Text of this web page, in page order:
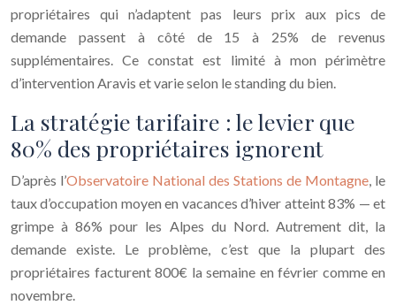
propriétaires qui n’adaptent pas leurs prix aux pics de
demande passent à côté de 15 à 25% de revenus
supplémentaires. Ce constat est limité à mon périmètre
d’intervention Aravis et varie selon le standing du bien.
La stratégie tarifaire : le levier que
80% des propriétaires ignorent
D’après l’Observatoire National des Stations de Montagne, le
taux d’occupation moyen en vacances d’hiver atteint 83% — et
grimpe à 86% pour les Alpes du Nord. Autrement dit, la
demande existe. Le problème, c’est que la plupart des
propriétaires facturent 800€ la semaine en février comme en
novembre.